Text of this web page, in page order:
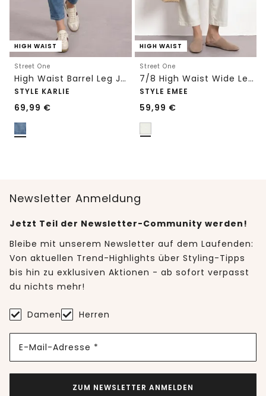
HIGH WAIST
Street One
High Waist Barrel Leg Jeans im Loose Fit
STYLE KARLIE
69,99 €
HIGH WAIST
Street One
7/8 High Waist Wide Leg Jeans im Loose Fit
STYLE EMEE
59,99 €
Newsletter Anmeldung
Jetzt Teil der Newsletter-Community werden!
Bleibe mit unserem Newsletter auf dem Laufenden:
Von aktuellen Trend-Highlights über Styling-Tipps
bis hin zu exklusiven Aktionen - ab sofort verpasst
du nichts mehr!
Damen Herren
E-Mail-Adresse *
ZUM NEWSLETTER ANMELDEN